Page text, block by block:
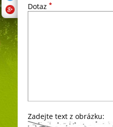
Dotaz *
Zadejte text z obrázku: